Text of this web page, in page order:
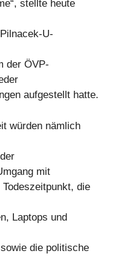
stellte heute
U-
der ÖVP-
aufgestellt hatte.
würden nämlich
mit
die
Laptops und
die politische